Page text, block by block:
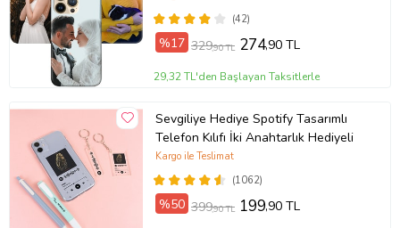
Fotoğraflı Kılıf(42)
%17 329,90 TL 274,90 TL
29,32 TL'den Başlayan Taksitlerle
Sevgiliye Hediye Spotify Tasarımlı
Telefon Kılıfı İki Anahtarlık Hediyeli
(1062)
Kargo ile Teslimat
%50 399,90 TL 199,90 TL